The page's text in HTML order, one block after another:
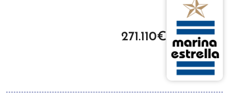
271.110€